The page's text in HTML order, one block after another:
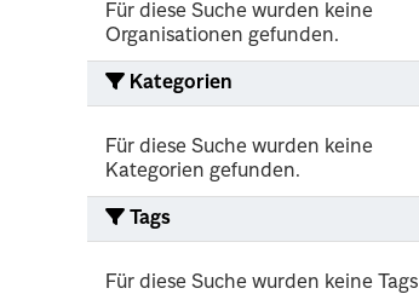
Für diese Suche wurden keine
Organisationen gefunden.
Kategorien
Für diese Suche wurden keine
Kategorien gefunden.
Tags
Für diese Suche wurden keine Tags